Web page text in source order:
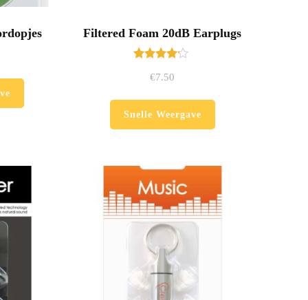
Filtered Foam 20dB Earplugs
4.00
€7.50
Snelle Weergave